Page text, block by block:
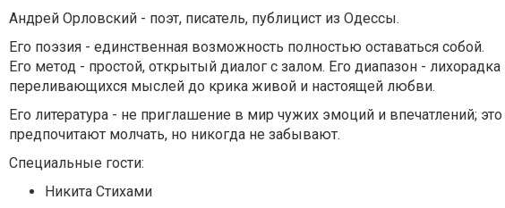
Андрей Орловский - поэт, писатель, публицист из Одессы.
Его поэзия - единственная возможность полностью оставаться собой.
Его метод - простой, открытый диалог с залом. Его диапазон -
переливающихся мыслей до крика живой и настоящей любви.
Его литература - не приглашение в мир чужих эмоций и впечатлений;
предпочитают молчать, но никогда не забывают.
Специальные гости:
Никита Стихами